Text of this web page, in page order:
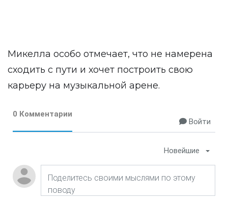
Микелла особо отмечает, что не намерена
сходить с пути и хочет построить свою
карьеру на музыкальной арене.
0 Комментарии
Войти
Новейшие